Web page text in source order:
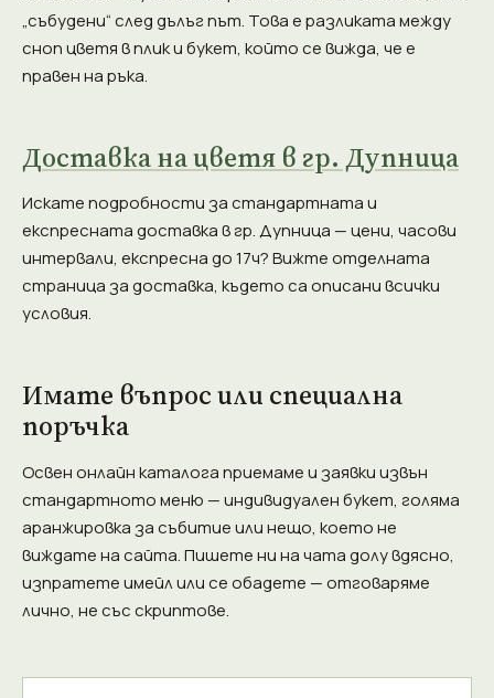
„събудени“ след дълъг път. Това е разликата между
сноп цветя в плик и букет, който се вижда, че е
правен на ръка.
Доставка на цветя в гр. Дупница
Искате подробности за стандартната и
експресната доставка в гр. Дупница — цени, часови
интервали, експресна до 17ч? Вижте отделната
страница за доставка, където са описани всички
условия.
Имате въпрос или специална
поръчка
Освен онлайн каталога приемаме и заявки извън
стандартното меню — индивидуален букет, голяма
аранжировка за събитие или нещо, което не
виждате на сайта. Пишете ни на чата долу вдясно,
изпратете имейл или се обадете — отговаряме
лично, не със скриптове.